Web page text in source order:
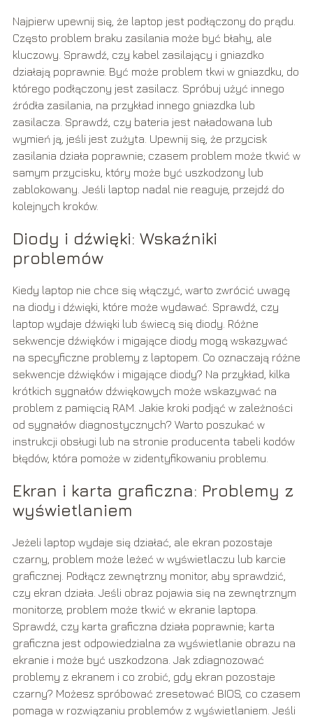
Najpierw upewnij się, że laptop jest podłączony do prądu.
Często problem braku zasilania może być błahy, ale
kluczowy. Sprawdź, czy kabel zasilający i gniazdko
działają poprawnie. Być może problem tkwi w gniazdku, do
którego podłączony jest zasilacz. Spróbuj użyć innego
źródła zasilania, na przykład innego gniazdka lub
zasilacza. Sprawdź, czy bateria jest naładowana lub
wymień ją, jeśli jest zużyta. Upewnij się, że przycisk
zasilania działa poprawnie; czasem problem może tkwić w
samym przycisku, który może być uszkodzony lub
zablokowany. Jeśli laptop nadal nie reaguje, przejdź do
kolejnych kroków.
Diody i dźwięki: Wskaźniki
problemów
Kiedy laptop nie chce się włączyć, warto zwrócić uwagę
na diody i dźwięki, które może wydawać. Sprawdź, czy
laptop wydaje dźwięki lub świecą się diody. Różne
sekwencje dźwięków i migające diody mogą wskazywać
na specyficzne problemy z laptopem. Co oznaczają różne
sekwencje dźwięków i migające diody? Na przykład, kilka
krótkich sygnałów dźwiękowych może wskazywać na
problem z pamięcią RAM. Jakie kroki podjąć w zależności
od sygnałów diagnostycznych? Warto poszukać w
instrukcji obsługi lub na stronie producenta tabeli kodów
błędów, która pomoże w zidentyfikowaniu problemu.
Ekran i karta graficzna: Problemy z
wyświetlaniem
Jeżeli laptop wydaje się działać, ale ekran pozostaje
czarny, problem może leżeć w wyświetlaczu lub karcie
graficznej. Podłącz zewnętrzny monitor, aby sprawdzić,
czy ekran działa. Jeśli obraz pojawia się na zewnętrznym
monitorze, problem może tkwić w ekranie laptopa.
Sprawdź, czy karta graficzna działa poprawnie; karta
graficzna jest odpowiedzialna za wyświetlanie obrazu na
ekranie i może być uszkodzona. Jak zdiagnozować
problemy z ekranem i co zrobić, gdy ekran pozostaje
czarny? Możesz spróbować zresetować BIOS, co czasem
pomaga w rozwiązaniu problemów z wyświetlaniem. Jeśli